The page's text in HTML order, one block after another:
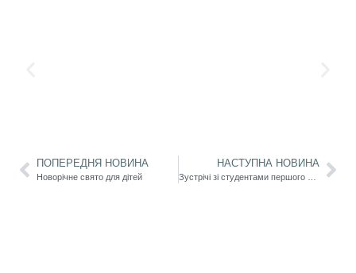
ПОПЕРЕДНЯ НОВИНА
Новорічне свято для дітей
НАСТУПНА НОВИНА
Зустрічі зі студентами першого року навчання